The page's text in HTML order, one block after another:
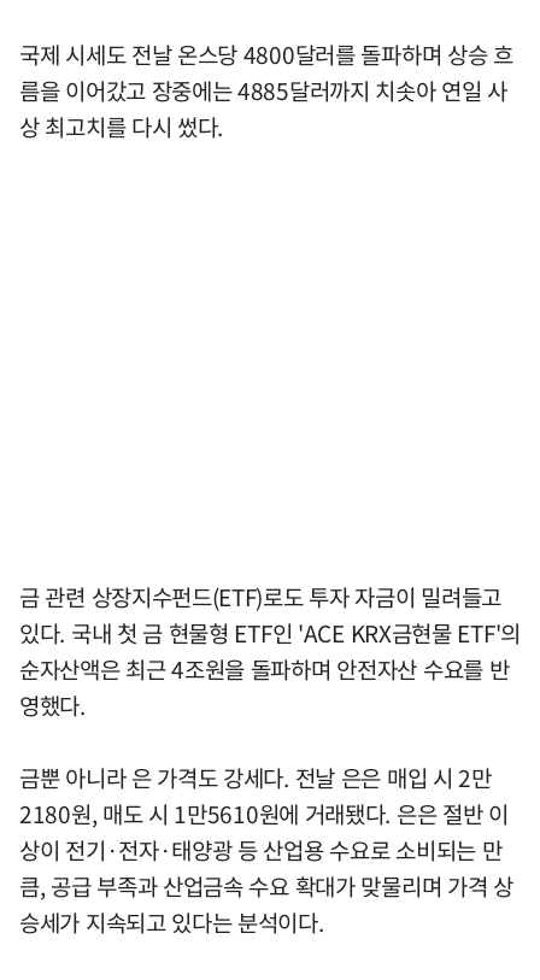
국제 시세도 전날 온스당 4800달러를 돌파하며 상승 흐
름을 이어갔고 장중에는 4885달러까지 치솟아 연일 사
상 최고치를 다시 썼다.
금 관련 상장지수펀드(ETF)로도 투자 자금이 밀려들고
있다. 국내 첫 금 현물형 ETF인 'ACE KRX금현물 ETF'의
순자산액은 최근 4조원을 돌파하며 안전자산 수요를 반
영했다.
금뿐 아니라 은 가격도 강세다. 전날 은은 매입 시 2만
2180원, 매도 시 1만5610원에 거래됐다. 은은 절반 이
상이 전기·전자·태양광 등 산업용 수요로 소비되는 만
큼, 공급 부족과 산업금속 수요 확대가 맞물리며 가격 상
승세가 지속되고 있다는 분석이다.